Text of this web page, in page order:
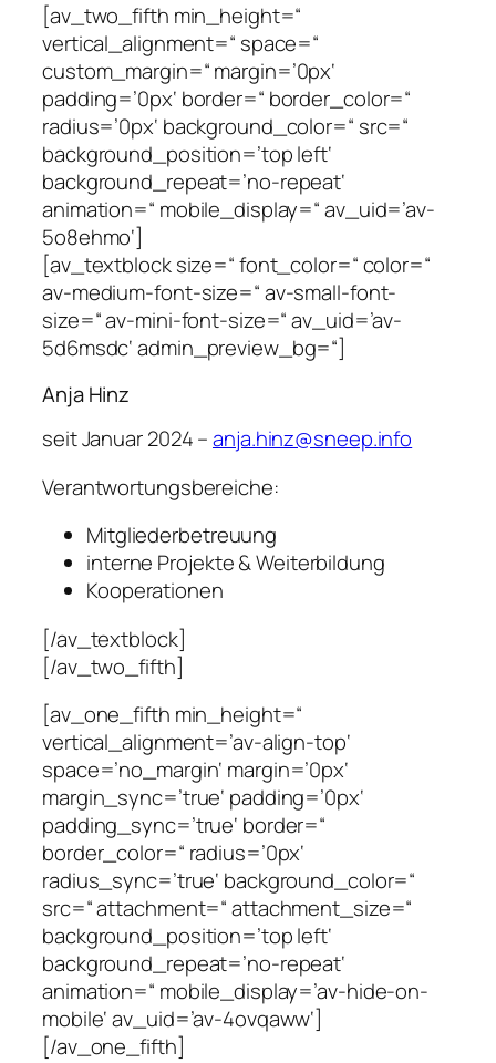
[av_two_fifth min_height=“
vertical_alignment=“ space=“
custom_margin=“ margin=’0px‘
padding=’0px‘ border=“ border_color=“
radius=’0px‘ background_color=“ src=“
background_position=’top left‘
background_repeat=’no-repeat‘
animation=“ mobile_display=“ av_uid=’av-
5o8ehmo‘]
[av_textblock size=“ font_color=“ color=“
av-medium-font-size=“ av-small-font-
size=“ av-mini-font-size=“ av_uid=’av-
5d6msdc‘ admin_preview_bg=“]
Anja Hinz
seit Januar 2024 –anja.hinz@sneep.info
Verantwortungsbereiche:
Mitgliederbetreuung
interne Projekte & Weiterbildung
Kooperationen
[/av_textblock]
[/av_two_fifth]
[av_one_fifth min_height=“
vertical_alignment=’av-align-top‘
space=’no_margin‘ margin=’0px‘
margin_sync=’true‘ padding=’0px‘
padding_sync=’true‘ border=“
border_color=“ radius=’0px‘
radius_sync=’true‘ background_color=“
src=“ attachment=“ attachment_size=“
background_position=’top left‘
background_repeat=’no-repeat‘
animation=“ mobile_display=’av-hide-on-
mobile‘ av_uid=’av-4ovqaww‘]
[/av_one_fifth]